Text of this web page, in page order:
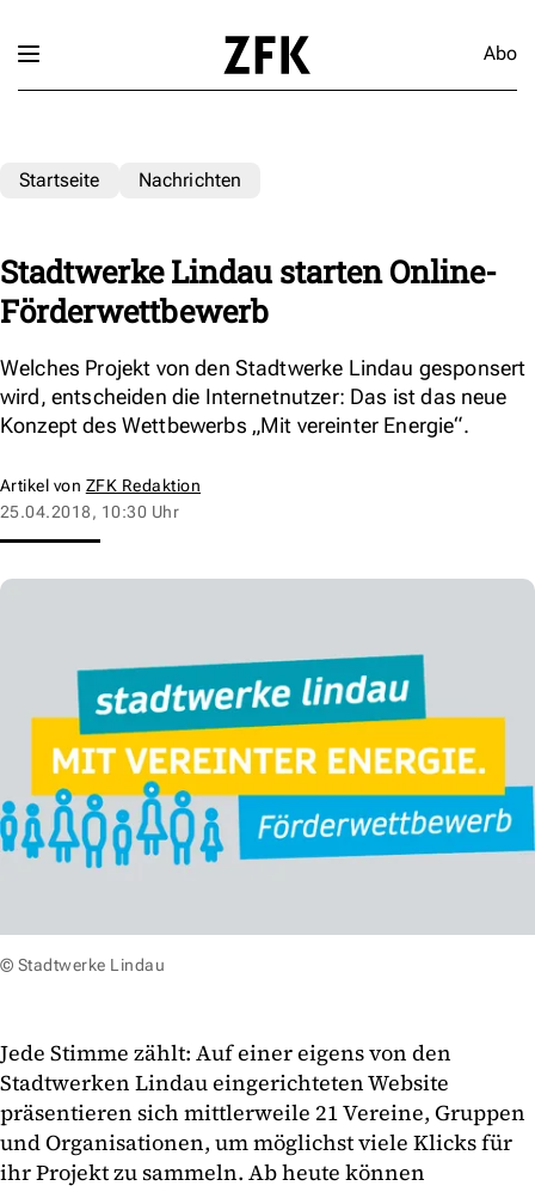
Abo
Startseite Nachrichten
Stadtwerke Lindau starten Online-
Förderwettbewerb
Welches Projekt von den Stadtwerke Lindau gesponsert
wird, entscheiden die Internetnutzer: Das ist das neue
Konzept des Wettbewerbs „Mit vereinter Energie“.
Artikel von ZFK Redaktion
25.04.2018, 10:30 Uhr
© Stadtwerke Lindau
Jede Stimme zählt: Auf einer eigens von den
Stadtwerken Lindau eingerichteten Website
präsentieren sich mittlerweile 21 Vereine, Gruppen
und Organisationen, um möglichst viele Klicks für
ihr Projekt zu sammeln. Ab heute können